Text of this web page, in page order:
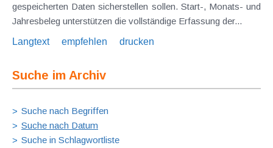
gespeicherten Daten sicherstellen sollen. Start-, Monats- und
Jahresbeleg unterstützen die vollständige Erfassung der...
Langtext
empfehlen drucken
Suche im Archiv
Suche nach Begriffen
Suche nach Datum
Suche in Schlagwortliste